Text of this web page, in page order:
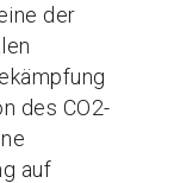
der
des CO2-
auf